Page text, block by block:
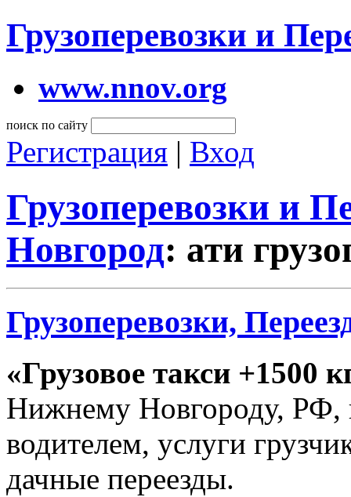
Грузоперевозки и
www.nnov.org
поиск по сайту
Регистрация | Вход
Грузоперевозки и
Новгород: ати
Грузоперевозки,
«Грузовое такси +1500
Нижнему Новгороду, РФ,
водителем, услуги
дачные переезды.